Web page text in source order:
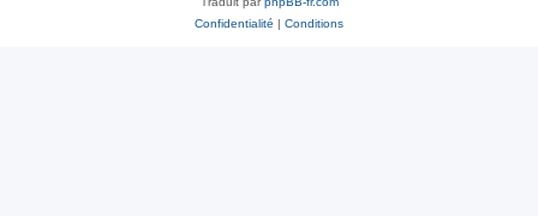
Confidentialité | Conditions